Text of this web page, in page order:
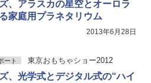
、アラスカの星空とオーロラ
家庭用プラネタリウム
2013年6月28日
ート 東京おもちゃショー2012
、光学式とデジタル式の“ハイ